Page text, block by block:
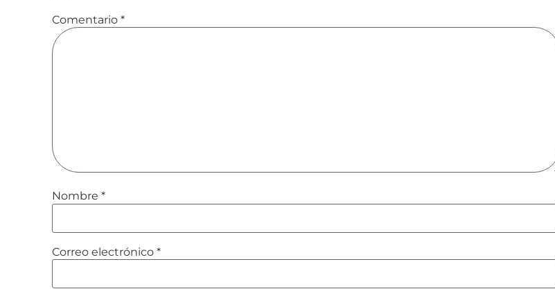
Comentario *
Nombre *
Correo electrónico *